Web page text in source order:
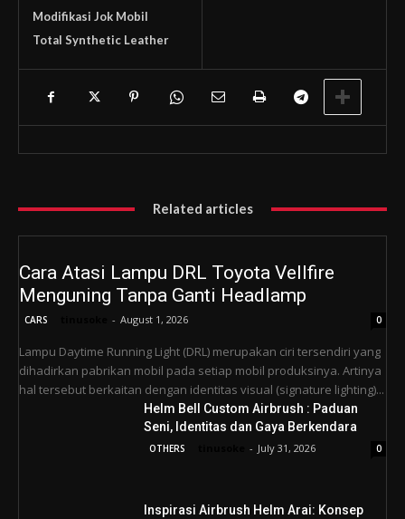
Modifikasi Jok Mobil
Total Synthetic Leather
Related articles
Cara Atasi Lampu DRL Toyota Vellfire
Menguning Tanpa Ganti Headlamp
CARS - August 1, 2026 0
Lampu Daytime Running Light (DRL) merupakan ciri tersendiri yang
dihadirkan pabrikan mobil pada setiap mobil produksinya. Artinya
hal tersebut berkaitan dengan identitas visual (signature lighting)...
Helm Bell Custom Airbrush : Paduan
Seni, Identitas dan Gaya Berkendara
OTHERS - July 31, 2026 0
Inspirasi Airbrush Helm Arai: Konsep